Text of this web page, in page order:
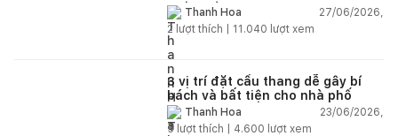
toàn?Thanh Hoa
27/06/2026,
2 lượt thích | 11.040 lượt xem
3 vị trí đặt cầu thang dễ gây bí
bách và bất tiện cho nhà phố
Thanh Hoa
23/06/2026,
5 lượt thích | 4.600 lượt xem